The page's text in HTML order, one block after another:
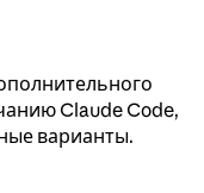
Claude Code,
варианты.